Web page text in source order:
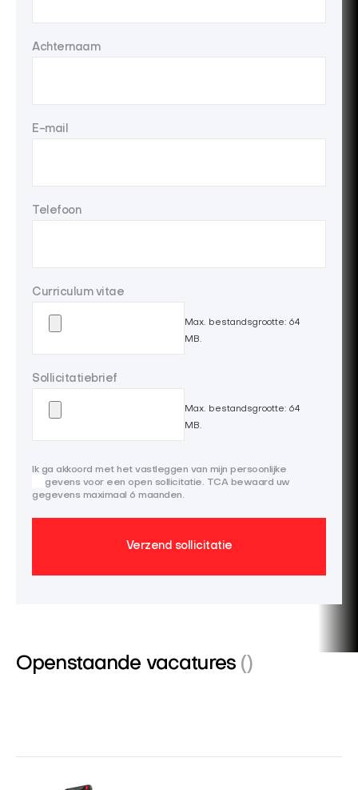
Achternaam
E-mail
Telefoon
Curriculum vitae
Max. bestandsgrootte: 64
MB.
Sollicitatiebrief
Max. bestandsgrootte: 64
MB.
Ik ga akkoord met het vastleggen van mijn persoonlijke
gegevens voor een open sollicitatie. TCA bewaard uw
gegevens maximaal 6 maanden.
Openstaande vacatures ()